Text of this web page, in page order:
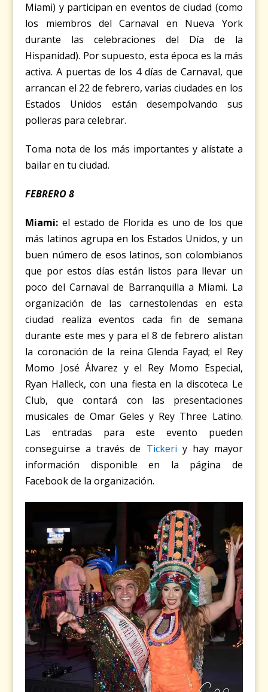
Miami) y participan en eventos de ciudad (como
los miembros del Carnaval en Nueva York
durante las celebraciones del Día de la
Hispanidad). Por supuesto, esta época es la más
activa. A puertas de los 4 días de Carnaval, que
arrancan el 22 de febrero, varias ciudades en los
Estados Unidos están desempolvando sus
polleras para celebrar.
Toma nota de los más importantes y alístate a
bailar en tu ciudad.
FEBRERO 8
Miami: el estado de Florida es uno de los que
más latinos agrupa en los Estados Unidos, y un
buen número de esos latinos, son colombianos
que por estos días están listos para llevar un
poco del Carnaval de Barranquilla a Miami. La
organización de las carnestolendas en esta
ciudad realiza eventos cada fin de semana
durante este mes y para el 8 de febrero alistan
la coronación de la reina Glenda Fayad; el Rey
Momo José Álvarez y el Rey Momo Especial,
Ryan Halleck, con una fiesta en la discoteca Le
Club, que contará con las presentaciones
musicales de Omar Geles y Rey Three Latino.
Las entradas para este evento pueden
conseguirse a través de Tickeri y hay mayor
información disponible en la página de
Facebook de la organización.